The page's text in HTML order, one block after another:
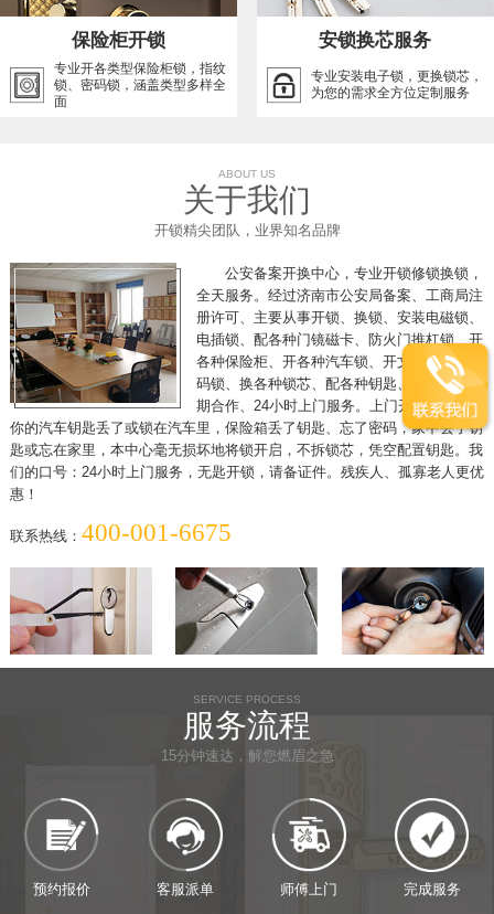
保险柜开锁
专业开各类型保险柜锁，指纹
锁、密码锁，涵盖类型多样全
面
安锁换芯服务
专业安装电子锁，更换锁芯，
为您的需求全方位定制服务
ABOUT US
关于我们
开锁精尖团队，业界知名品牌
公安备案开换中心，专业开锁修锁换锁，
全天服务。经过济南市公安局备案、工商局注
册许可、主要从事开锁、换锁、安装电磁锁、
电插锁、配各种门镜磁卡、防火门推杠锁、开
各种保险柜、开各种汽车锁、开文件柜、开密
码锁、换各种锁芯、配各种钥匙、各单位可长
期合作、24小时上门服务。上门开锁，假如
你的汽车钥匙丢了或锁在汽车里，保险箱丢了钥匙、忘了密码，家中丢了钥
匙或忘在家里，本中心毫无损坏地将锁开启，不拆锁芯，凭空配置钥匙。我
们的口号：24小时上门服务，无匙开锁，请备证件。残疾人、孤寡老人更优
惠！
联系热线： 400-001-6675
SERVICE PROCESS
服务流程
15分钟速达，解您燃眉之急
预约报价 客服派单 师傅上门 完成服务